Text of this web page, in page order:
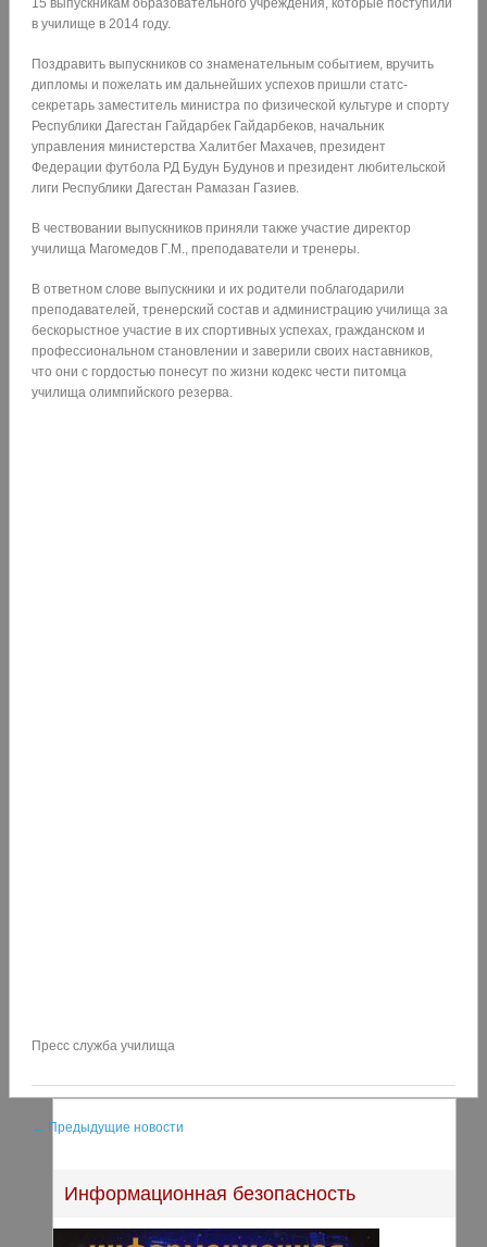
в училище в 2014 году.
Поздравить выпускников со знаменательным событием, вручить
дипломы и пожелать им дальнейших успехов пришли статс-
секретарь заместитель министра по физической культуре и спорту
Республики Дагестан Гайдарбек Гайдарбеков, начальник
управления министерства Халитбег Махачев, президент
Федерации футбола РД Будун Будунов и президент любительской
лиги Республики Дагестан Рамазан Газиев.
В чествовании выпускников приняли также участие директор
училища Магомедов Г.М., преподаватели и тренеры.
В ответном слове выпускники и их родители поблагодарили
преподавателей, тренерский состав и администрацию училища за
бескорыстное участие в их спортивных успехах, гражданском и
профессиональном становлении и заверили своих наставников,
что они с гордостью понесут по жизни кодекс чести питомца
училища олимпийского резерва.
Пресс служба училища
← Предыдущие новости
Информационная безопасность